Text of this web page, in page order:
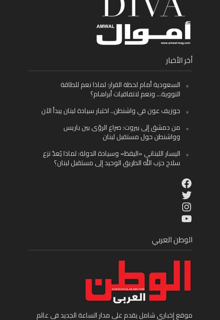
أخر الأخبار
السعودية أمام لحظة القرار: لماذا نعم للطاقة
النووية… ونعم لاتفاقيات أبراهام؟
جوزيف عون في واشنطن.. اختبار سيادة لبنان يبدأ الآن
من دمشق إلى بيروت: صراع الرؤى بين باريس
وواشنطن حول مستقبل لبنان
اليسار اللبناني «اليقظ» وسيادة الدولة: لماذا يُعدّ نزع
سلاح حزب الله الطريق الوحيد إلى مستقبل لبنان؟
Facebook
Twitter
Instagram
YouTube
الوطن العربي
موقع إخباري شامل يقدم على مدار الساعة الجديد في عالم